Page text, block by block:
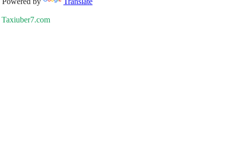
Taxiuber7.com